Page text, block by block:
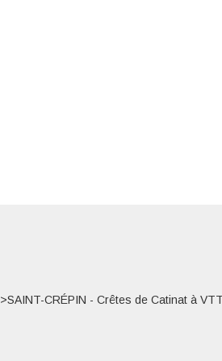
>SAINT-CRÉPIN - Crêtes de Catinat à